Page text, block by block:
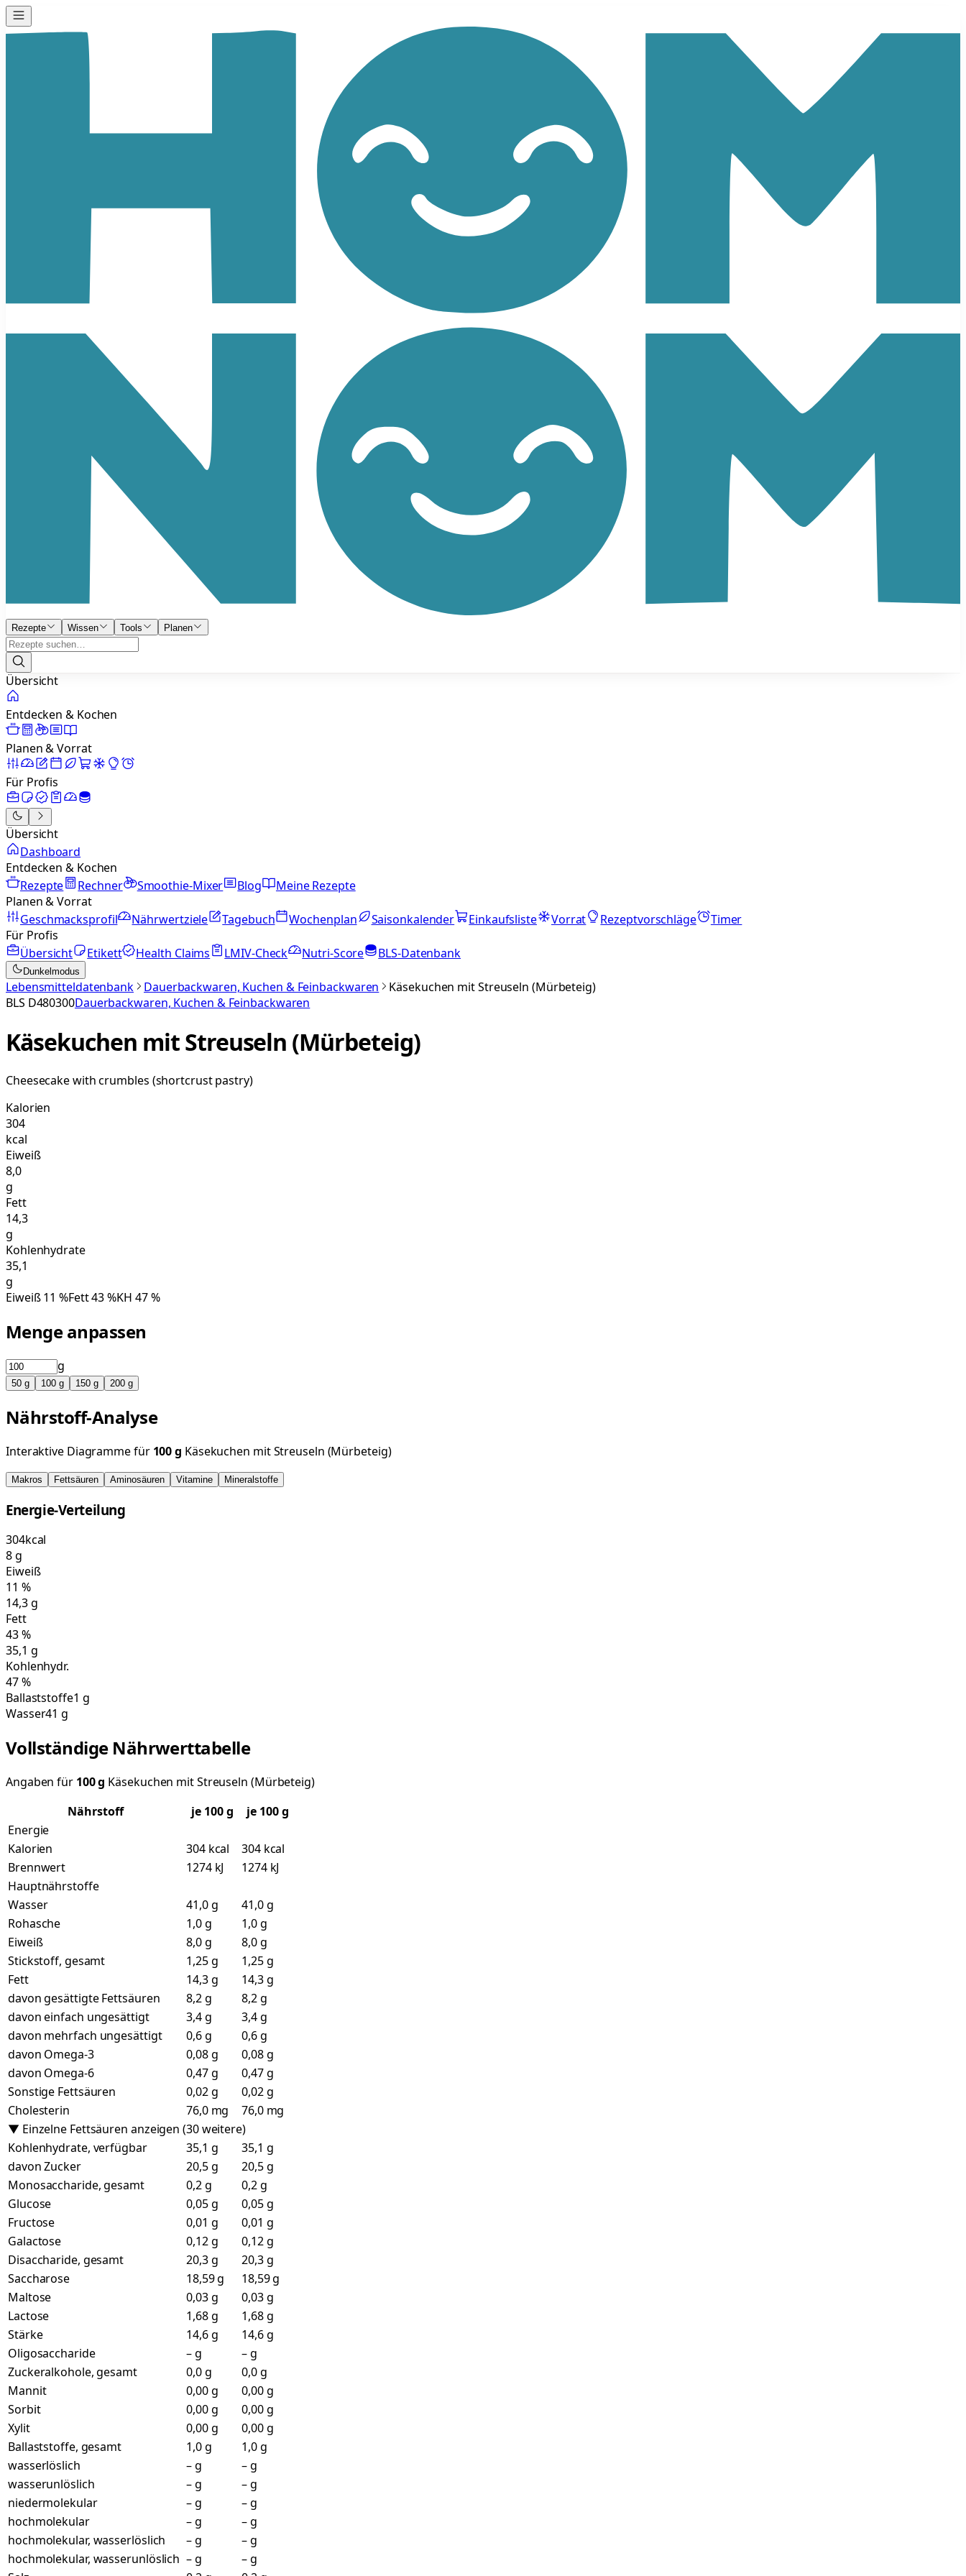
Rezepte Wissen Tools Planen
Übersicht
Entdecken & Kochen
Planen & Vorrat
Für Profis
Übersicht
Dashboard
Entdecken & Kochen
Rezepte
Rechner Smoothie-Mixer Blog
Meine Rezepte
Planen & Vorrat
Geschmacksprofil
Nährwertziele Tagebuch Wochenplan Saisonkalender Einkaufsliste Vorrat Rezeptvorschläge
Timer
Für Profis
Übersicht
Etikett Health Claims LMIV-Check Nutri-Score BLS-Datenbank
Dunkelmodus
Lebensmitteldatenbank Dauerbackwaren, Kuchen & Feinbackwaren
Käsekuchen mit Streuseln (Mürbeteig)
BLS D480300Dauerbackwaren, Kuchen & Feinbackwaren
Käsekuchen mit Streuseln (Mürbeteig)
Cheesecake with crumbles (shortcrust pastry)
Kalorien
304
kcal
Eiweiß
8,0
g
Fett
14,3
g
Kohlenhydrate
35,1
g
Eiweiß11 %Fett43%KH 47%
Menge anpassen
g
50 g 100 g 150 g 200 g
Nährstoff-Analyse
Interaktive Diagramme für 100g Käsekuchen mit Streuseln (Mürbeteig)
Makros Fettsäuren Aminosäuren Vitamine Mineralstoffe
Energie-Verteilung
304kcal
8g
Eiweiß
11 %
14,3g
Fett
43%
35,1 g
Kohlenhydr.
47%
Ballaststoffe1 g
Wasser41 g
Vollständige Nährwerttabelle
Angaben für 100g Käsekuchen mit Streuseln (Mürbeteig)
Nährstoff
je 100g
je 100 g
Energie
Kalorien
304 kcal
304 kcal
Brennwert
1274 kJ
1274 kJ
Hauptnährstoffe
Wasser
41,0 g
41,0 g
Rohasche
1,0 g
1,0 g
Eiweiß
8,0 g
8,0 g
Stickstoff, gesamt
1,25 g
1,25 g
Fett
14,3 g
14,3 g
davon gesättigte Fettsäuren
8,2 g
8,2 g
davon einfach ungesättigt
3,4 g
3,4 g
davon mehrfach ungesättigt
0,6 g
0,6 g
davon Omega-3
0,08 g
0,08 g
davon Omega-6
0,47 g
0,47 g
Sonstige Fettsäuren
0,02 g
0,02 g
Cholesterin
76,0 mg
76,0 mg
▼ Einzelne Fettsäuren anzeigen (30 weitere)
Kohlenhydrate, verfügbar
35,1 g
35,1 g
davon Zucker
20,5 g
20,5 g
Monosaccharide, gesamt
0,2 g
0,2 g
Glucose
0,05 g
0,05 g
Fructose
0,01 g
0,01 g
Galactose
0,12 g
0,12 g
Disaccharide, gesamt
20,3 g
20,3 g
Saccharose
18,59 g
18,59 g
Maltose
0,03 g
0,03 g
Lactose
1,68 g
1,68 g
Stärke
14,6 g
14,6 g
Oligosaccharide
– g
– g
Zuckeralkohole, gesamt
0,0 g
0,0 g
Mannit
0,00 g
0,00 g
Sorbit
0,00 g
0,00 g
Xylit
0,00 g
0,00 g
Ballaststoffe, gesamt
1,0 g
1,0 g
wasserlöslich
– g
– g
wasserunlöslich
– g
– g
niedermolekular
– g
– g
hochmolekular
– g
– g
hochmolekular, wasserlöslich
– g
– g
hochmolekular, wasserunlöslich – g
– g